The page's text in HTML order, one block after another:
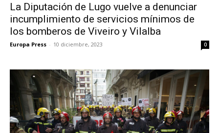
La Diputación de Lugo vuelve a denunciar
incumplimiento de servicios mínimos de
los bomberos de Viveiro y Vilalba
Europa Press - 10 diciembre, 2023 0